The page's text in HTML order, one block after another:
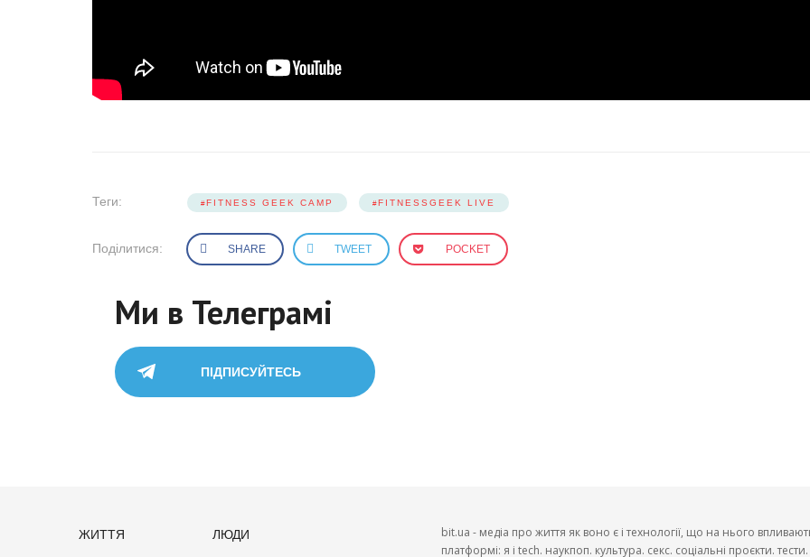
Теги: FITNESS GEEK CAMP FITNESSGEEK LIVE
Поділитися: SHARE TWEET POCKET
Ми в Телеграмі
ПІДПИСУЙТЕСЬ
ЖИТТЯ
ЛЮДИ
bit.ua - медіа про життя як воно є і технології, що на нього
платформі: я і tech. наукпоп. культура. секс. соціальні проєкти.